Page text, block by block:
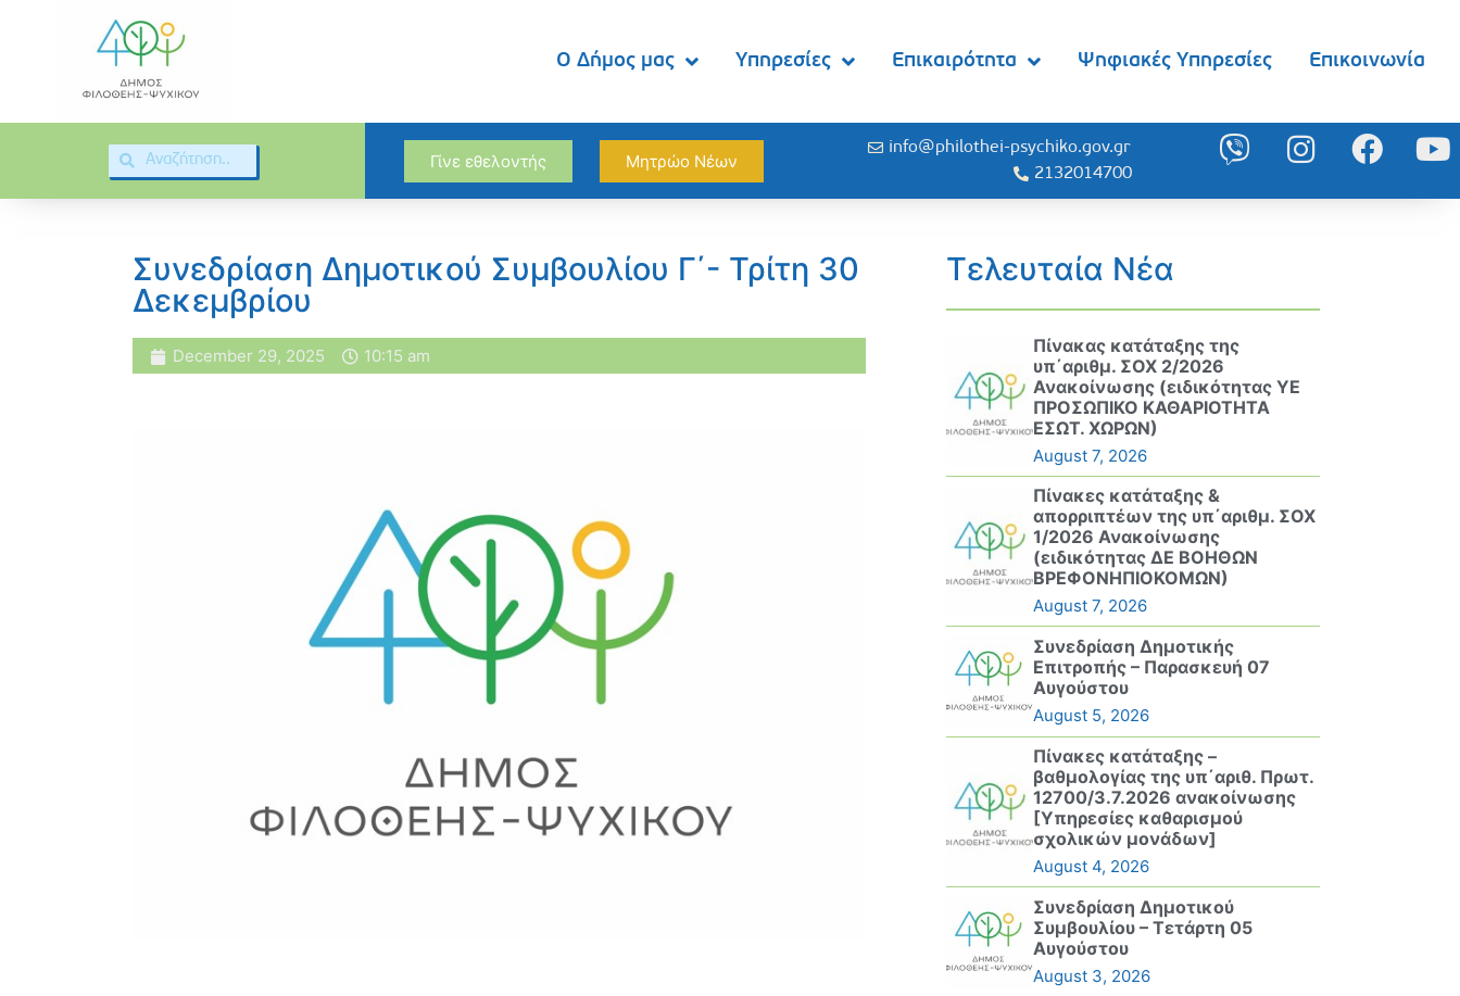
Ο Δήμος μας Υπηρεσίες Επικαιρότητα Ψηφιακές Υπηρεσίες Επικοινωνία
Γίνε εθελοντής Μητρώο Νέων
info@philothei-psychiko.gov.gr
2132014700
Συνεδρίαση Δημοτικού Συμβουλίου Γ΄- Τρίτη 30
Δεκεμβρίου
December 29, 2025 10:15 am
Τελευταία Νέα
Πίνακας κατάταξης της
υπ΄αριθμ. ΣΟΧ 2/2026
Ανακοίνωσης (ειδικότητας ΥΕ
ΠΡΟΣΩΠΙΚΟ ΚΑΘΑΡΙΟΤΗΤΑ
ΕΣΩΤ. ΧΩΡΩΝ)
August 7, 2026
Πίνακες κατάταξης &
απορριπτέων της υπ΄αριθμ. ΣΟΧ
1/2026 Ανακοίνωσης
(ειδικότητας ΔΕ ΒΟΗΘΩΝ
ΒΡΕΦΟΝΗΠΙΟΚΟΜΩΝ)
August 7, 2026
Συνεδρίαση Δημοτικής
Επιτροπής – Παρασκευή 07
Αυγούστου
August 5, 2026
Πίνακες κατάταξης –
βαθμολογίας της υπ΄αριθ. Πρωτ.
12700/3.7.2026 ανακοίνωσης
[Υπηρεσίες καθαρισμού
σχολικών μονάδων]
August 4, 2026
Συνεδρίαση Δημοτικού
Συμβουλίου – Τετάρτη 05
Αυγούστου
August 3, 2026